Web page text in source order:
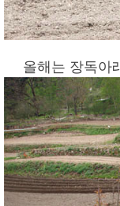
올해는 장독아